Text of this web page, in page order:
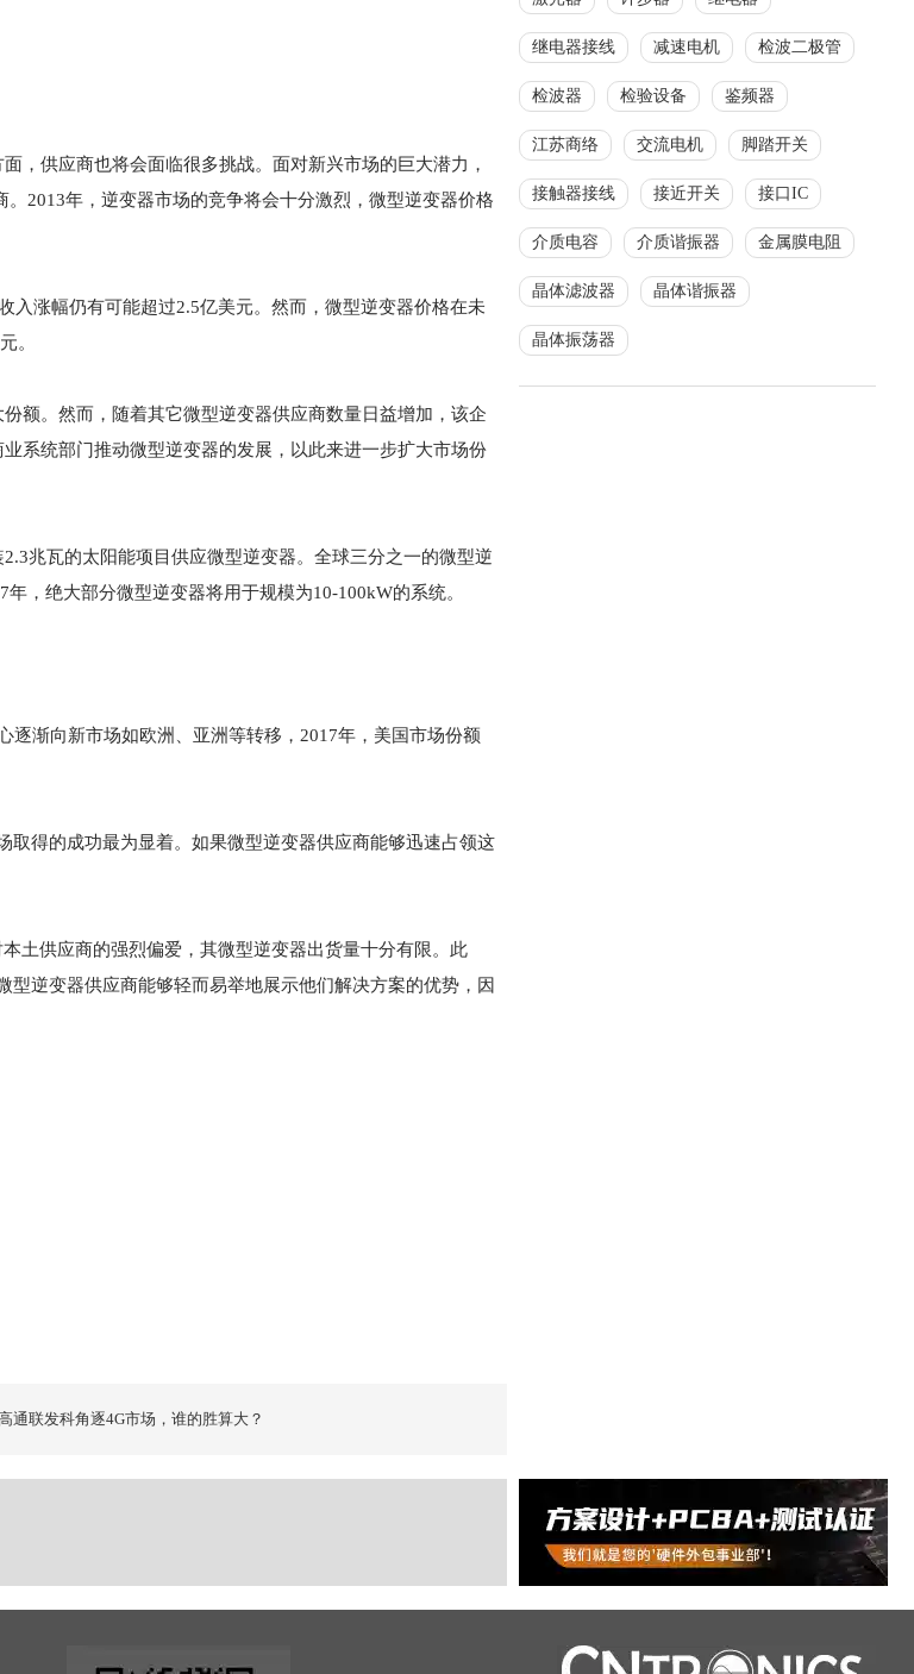
，供应商也将会面临很多挑战。面对新兴市场的巨大潜力，
2013年，逆变器市场的竞争将会十分激烈，微型逆变器价格
入涨幅仍有可能超过2.5亿美元。然而，微型逆变器价格在未
。
额。然而，随着其它微型逆变器供应商数量日益增加，该企
系统部门推动微型逆变器的发展，以此来进一步扩大市场份
兆瓦的太阳能项目供应微型逆变器。全球三分之一的微型逆
，绝大部分微型逆变器将用于规模为10-100kW的系统。
逐渐向新市场如欧洲、亚洲等转移，2017年，美国市场份额
得的成功最为显着。如果微型逆变器供应商能够迅速占领这
土供应商的强烈偏爱，其微型逆变器出货量十分有限。此
逆变器供应商能够轻而易举地展示他们解决方案的优势，因
通联发科角逐4G市场，谁的胜算大？
继电器接线 减速电机 检波二极管
检波器 检验设备 鉴频器
江苏商络 交流电机 脚踏开关
接触器接线 接近开关 接口IC
介质电容 介质谐振器 金属膜电阻
晶体滤波器 晶体谐振器
晶体振荡器